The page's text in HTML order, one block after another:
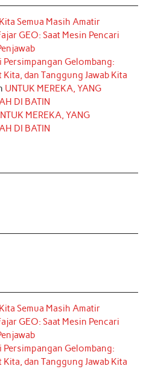
Semua Masih Amatir
GEO: Saat Mesin Pencari
Persimpangan Gelombang:
dan Tanggung Jawab Kita
UNTUK MEREKA, YANG
DI BATIN
MEREKA, YANG
DI BATIN
Semua Masih Amatir
GEO: Saat Mesin Pencari
Persimpangan Gelombang:
dan Tanggung Jawab Kita